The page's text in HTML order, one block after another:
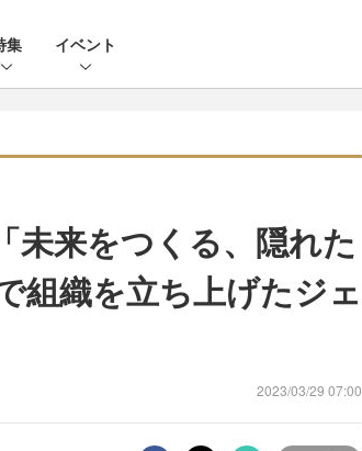
集 イベント
未来をつくる、隠れた
組織を立ち上げたジェ
2023/03/29 07:00